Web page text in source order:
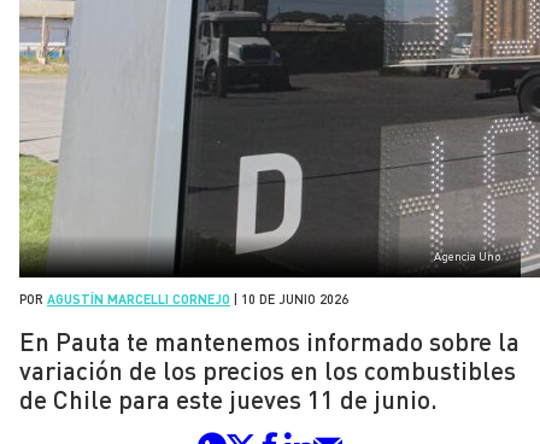
Agencia Uno
POR AGUSTÍN MARCELLI CORNEJO 10 DE JUNIO 2026
En Pauta te mantenemos informado sobre la
variación de los precios en los combustibles
de Chile para este jueves 11 de junio.